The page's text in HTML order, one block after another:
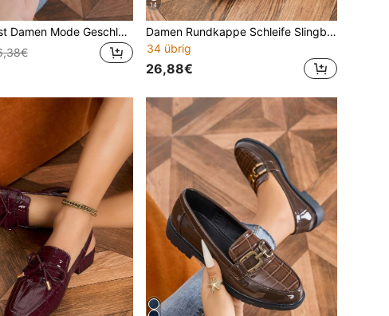
2025 Herbst Damen Mode Geschlossene Zehe Slide Sandalen, Niedrige Absatz Farbblock Mules, Frühling/Sommer Segeltuch Schuhe Apricot, Loafer
14
Damen Rundkappe Schleife Slingback Flache Schuhe, niedriger Blockabsatz, bequeme marineblaue rückenfreie Pumps für Pendeln, Feiertage und Urlaub, Loafer
34 übrig
26,88€